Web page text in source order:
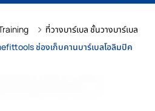
ที่วางบาร์เบล ชั้นวางบาร์เบล
ช่องเก็บคานบาร์เบลโอลิมปิค